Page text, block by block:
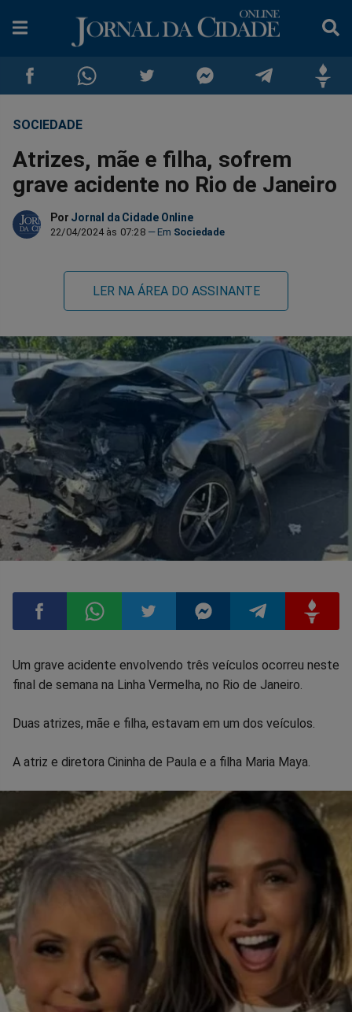
Compartilhar
no
Facebook
Compartilhar
no
Whatsapp
no
Twitter
no
Messenger
no
no
SOCIEDADE
Atrizes, mãe e filha, sofrem
grave acidente no Rio de Janeiro
Por Jornal da Cidade Online
22/04/2024 às 07:28 Sociedade
LER NA ÁREA DO ASSINANTE
CompartilharCompartilharCompartilharCompartilharCompartilhar
Um grave acidente envolvendo três veículos ocorreu neste
final de semana na Linha Vermelha, no Rio de Janeiro.
Duas atrizes, mãe e filha, estavam em um dos veículos.
A atriz e diretora Cininha de Paula e a filha Maria Maya.